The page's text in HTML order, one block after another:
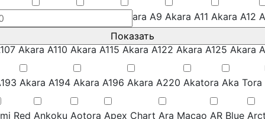
A5 Akara A9 Akara A11 Akara A12
Akara A110 Akara A115 Akara A122 Akara A125 Akara
Akara A194 Akara A196 Akara A220 Akatora Aka Tora
Red Ankoku Aotora Apex Chart Ara Macao AR Blue